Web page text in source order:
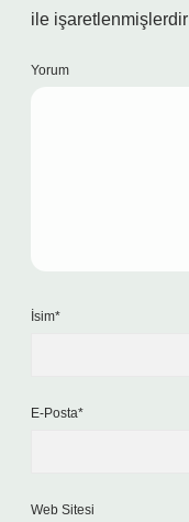
ile işaretlenmişlerdir
Yorum
İsim*
E-Posta*
Web Sitesi